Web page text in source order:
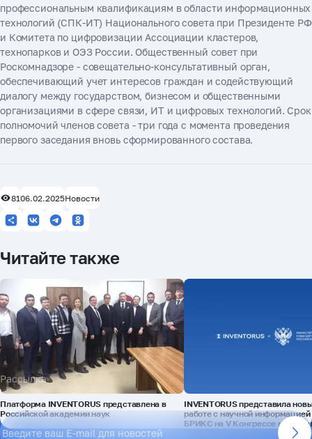
профессиональным квалификациям в области информационных
технологий (СПК-ИТ) Национального совета при Президенте РФ
и Комитета по цифровизации Ассоциации кластеров,
технопарков и ОЭЗ России. Общественный совет при
Роскомнадзоре - совещательно-консультативный орган,
обеспечивающий учет интересов граждан и содействующий
диалогу между государством, бизнесом и общественными
организациями в сфере связи, ИТ и цифровых технологий. Срок
полномочий членов совета - три года с момента проведения
первого заседания вновь сформированного состава.
8106.02.2025Новости
Читайте также
Платформа INVENTORUS представлена в
Российской академии наук
INVENTORUS представила
работе с научной информацией
БРИКС на V Конгрессе
Рассылка